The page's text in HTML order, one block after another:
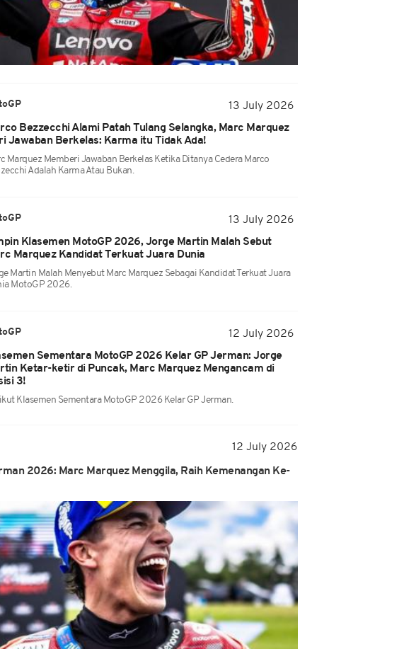
13 July 2026
Bezzecchi Alami Patah Tulang Selangka, Marc Marquez
Jawaban Berkelas: Karma itu Tidak Ada!
Marquez Memberi Jawaban Berkelas Ketika Ditanya Cedera Marco
Adalah Karma Atau Bukan.
13 July 2026
Klasemen MotoGP 2026, Jorge Martin Malah Sebut
Marquez Kandidat Terkuat Juara Dunia
Martin Malah Menyebut Marc Marquez Sebagai Kandidat Terkuat Juara
MotoGP 2026.
12 July 2026
Sementara MotoGP 2026 Kelar GP Jerman: Jorge
Ketar-ketir di Puncak, Marc Marquez Mengancam di
3!
Klasemen Sementara MotoGP 2026 Kelar GP Jerman.
12 July 2026
2026: Marc Marquez Menggila, Raih Kemenangan Ke-